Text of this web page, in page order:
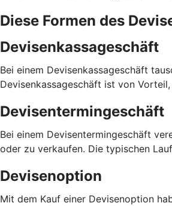
Diese Formen des
Devisenkassageschäft
Bei einem Devisenkassageschäft
Devisenkassageschäft ist von
Devisentermingeschäft
Bei einem Devisentermingeschäft
oder zu verkaufen. Die typischen
Devisenoption
Mit dem Kauf einer Devisenoption